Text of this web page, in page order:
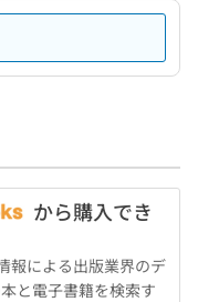
から購入でき
報による出版業界のデ
と電子書籍を検索す